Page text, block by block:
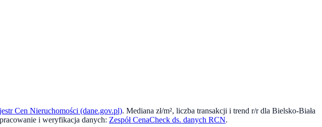
Cen Nieruchomości (dane.gov.pl). Mediana zł/m², liczba transakcji i trend r/r dla Bielsko-Biała
i weryfikacja danych: Zespół CenaCheck ds. danych RCN.